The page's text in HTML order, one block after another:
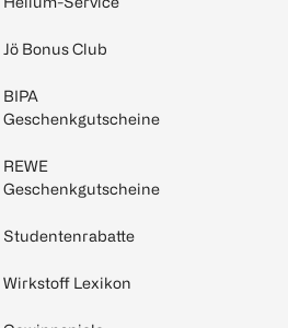
Jö Bonus Club
BIPA
Geschenkgutscheine
REWE
Geschenkgutscheine
Studentenrabatte
Wirkstoff Lexikon